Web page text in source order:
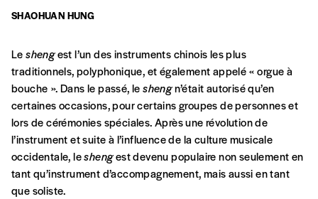
SHAOHUAN HUNG
Se connecter
CONNEXION
Formulaire de
commande
A partir de 2021,Imag, le magazine de
l’interculturel,vous est proposé àPRIX LIBRE
Le prix libre est un mode de fixation du prix
par l’acheteur d’un bien ou d’un service, qui
peut être une manière pour lui de payer le prix
qu’il estime juste. Dans l’objectif de rendre nos
Leshengest l’un des instruments chinois les plus
traditionnels, polyphonique, et également appelé « orgue à
bouche ». Dans le passé, leshengn’était autorisé qu’en
certaines occasions, pour certains groupes de personnes et
lors de cérémonies spéciales. Après une révolution de
l’instrument et suite à l’influence de la culture musicale
occidentale, leshengest devenu populaire non seulement en
tant qu’instrument d’accompagnement, mais aussi en tant
que soliste.